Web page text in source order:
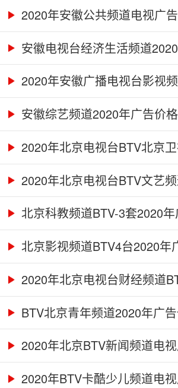
合...2020年安徽公共频道电视广
安徽电视台经济生活频道
2020年安徽广播电视台影视
安徽综艺频道2020年广告价
2020年北京电视台BTV北京
2020年北京电视台BTV文艺
北京科教频道BTV-3套2020
北京影视频道BTV4台2020年
2020年北京电视台财经频道
BTV北京青年频道2020年广
2020年北京BTV新闻频道电
2020年BTV卡酷少儿频道电